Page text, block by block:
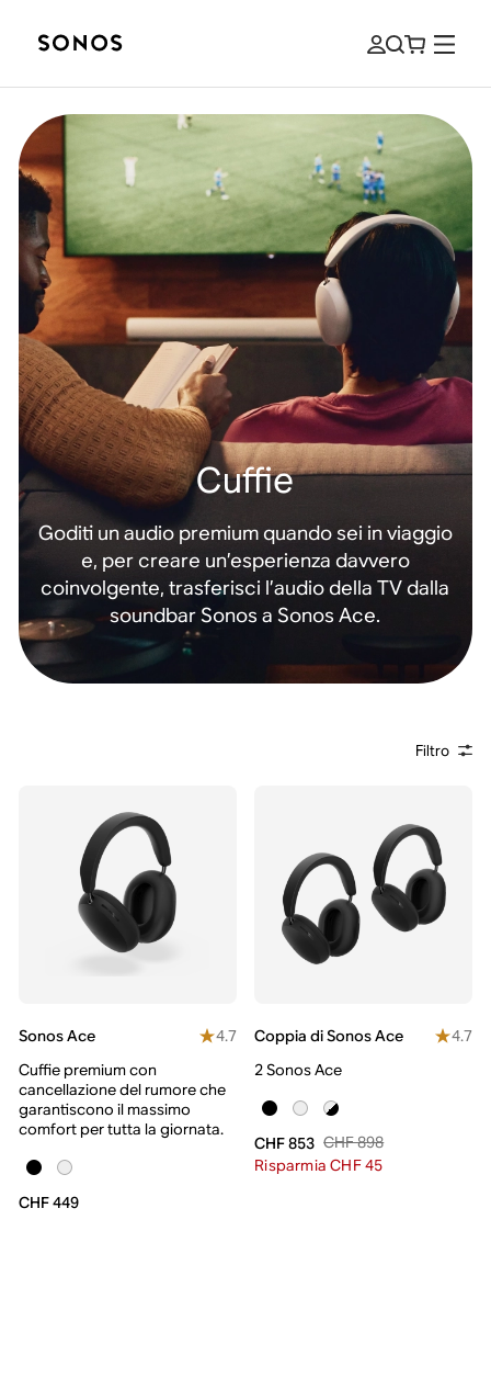
Cuffie
Goditi un audio premium quando sei in viaggio
e, per creare un’esperienza davvero
coinvolgente, trasferisci l’audio della TV dalla
soundbar Sonos a Sonos Ace.
Filtro
Sonos Ace
4.7
Cuffie premium con
cancellazione del rumore che
garantiscono il massimo
comfort per tutta la giornata.
CHF 449
Coppia di Sonos Ace
4.7
2 Sonos Ace
CHF 853 CHF 898
Risparmia CHF 45